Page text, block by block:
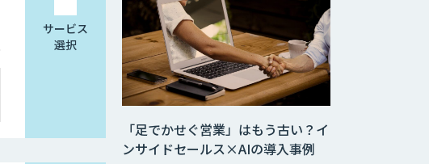
サービス
選択
「足でかせぐ営業」はもう古い？イ
ンサイドセールス×AIの導入事例